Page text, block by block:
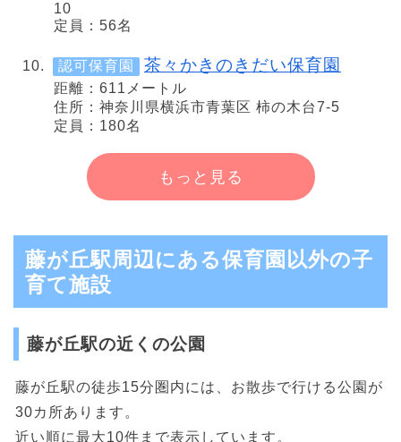
10
定員：56名
認可保育園 茶々かきのきだい保育園
距離：611メートル
住所：神奈川県横浜市青葉区 柿の木台7-5
定員：180名
もっと見る
藤が丘駅周辺にある保育園以外の子
育て施設
藤が丘駅の近くの公園
藤が丘駅の徒歩15分圏内には、お散歩で行ける公園が
30カ所あります。
近い順に最大10件まで表示しています。